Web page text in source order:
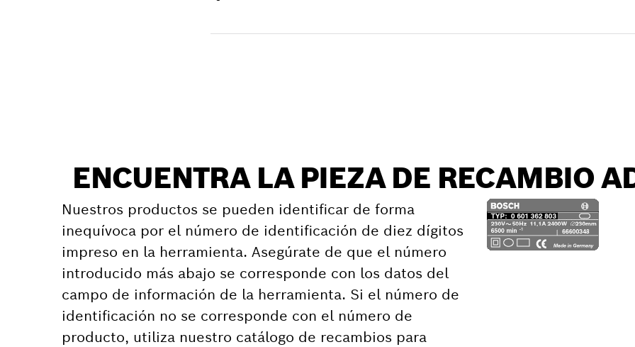
ENCUENTRA LA PIEZA DE RECAMBIO
Nuestros productos se pueden identificar de forma
inequívoca por el número de identificación de diez dígitos
impreso en la herramienta. Asegúrate de que el número
introducido más abajo se corresponde con los datos del
campo de información de la herramienta. Si el número de
identificación no se corresponde con el número de
producto, utiliza nuestro catálogo de recambios para